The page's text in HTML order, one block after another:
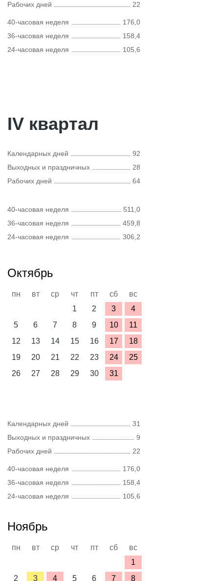
Рабочих дней
22
40-часовая неделя
176,0
36-часовая неделя
158,4
24-часовая неделя
105,6
IV квартал
Календарных дней
92
Выходных и праздничных
28
Рабочих дней
64
40-часовая неделя
511,0
36-часовая неделя
459,8
24-часовая неделя
306,2
Октябрь
пн вт ср чт пт сб
вс
1
2 3
4
5
6 7 8 9 10
11
12
13 14 15 16 17
18
19
20 21 22 23 24
25
26
27 28 29 30 31
Календарных дней
31
Выходных и праздничных
9
Рабочих дней
22
40-часовая неделя
176,0
36-часовая неделя
158,4
24-часовая неделя
105,6
Ноябрь
пн вт ср чт пт сб
вс
1
2
3 4 5 6 7 8